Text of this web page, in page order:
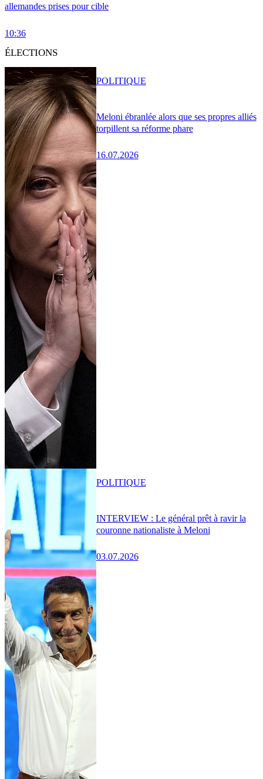
allemandes prises pour cible
10:36
ÉLECTIONS
Meloni ébranlée alors que ses propres alliés
torpillent sa réforme phare
16.07.2026
POLITIQUE
INTERVIEW : Le général prêt à ravir la
couronne nationaliste à Meloni
03.07.2026
POLITIQUE